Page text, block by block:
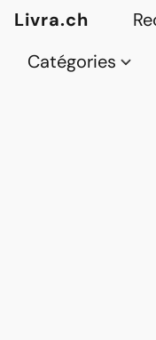
Livra.ch
Catégories